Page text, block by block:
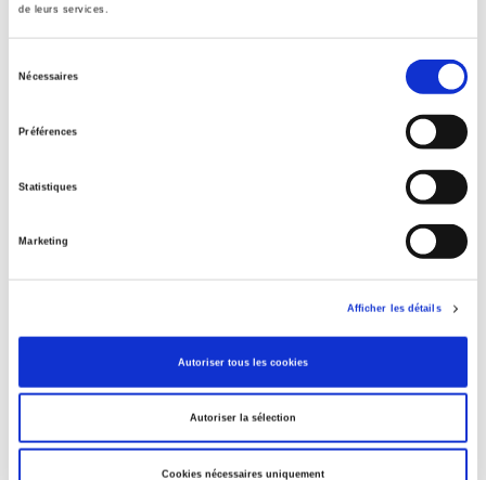
de leurs services.
Nécessaires
Préférences
Statistiques
Marketing
Afficher les détails
Autoriser tous les cookies
Autoriser la sélection
Cookies nécessaires uniquement
Les Nouvelles inégalités du travail